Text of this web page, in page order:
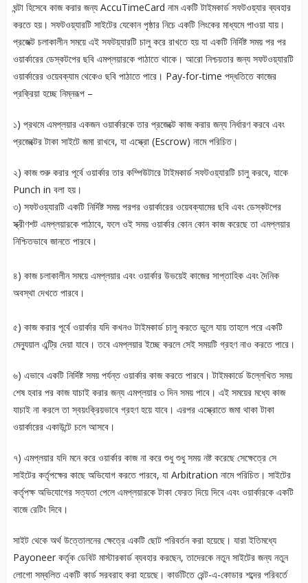
ঘন্টা হিসেবে কাজ করার জন্য AccuTimeCard নাম একটি টাইমকার্ড সফটওয়্যার ব্যবহার
করতে হয়। সফটওয়্যারটি সাইটের যেকোন পৃষ্ঠার নিচে একটি লিংকের মাধ্যমে পাওয়া যায়।
প্রজেক্ট চলাকালীন সময়ে এই সফটয়্যারটি চালু করে রাখতে হয় যা একটি নির্দিষ্ট সময় পর পর
ওয়ার্কারের ডেস্কটপের ছবি এমপ্লয়ারকে পাঠাতে থাকে। আরো নিশ্চয়তার জন্য সফটওয়্যারটি
ওয়ার্কারের ওয়েবক্যাম থেকেও ছবি পাঠাতে পারে। Pay-for-time পদ্ধতিতে কাজের
প্রক্রিয়া হচ্ছে নিম্নরূপ –
১) প্রথমে এমপ্লয়ার একজন ওয়ার্কারকে তার প্রজেক্টে কাজ করার জন্য নির্ধারণ করবে এবং
প্রজেক্টের টাকা সাইটে জমা রাখবে, যা এস্ক্রো (Escrow) নামে পরিচিত।
২) কাজ শুরু করার পূর্বে ওয়ার্কার তার কম্পিউটারে টাইমকার্ড সফটওয়্যারটি চালু করবে, যাকে
Punch in বলা হয়।
৩) সফটওয়্যারটি একটি নির্দিষ্ট সময় পরপর ওয়ার্কারের ওয়েবক্যামের ছবি এবং ডেস্কটপের
স্ক্রীণশট এমপ্লয়ারকে পাঠাবে, ফলে ওই সময় ওয়ার্কার কোন কোন কাজ করেছে তা এমপ্লয়ার
নিশ্চিতভাবে জানতে পারবে।
৪) কাজ চলাকালীন সময়ে এমপ্লয়ার এবং ওয়ার্কার উভয়েই কাজের সাপ্তাহিক এবং দৈনিক
অবস্থা দেখতে পারবে।
৫) কাজ করার পূর্বে ওয়ার্কার যদি কখনও টাইমকার্ড চালু করতে ভুলে যায় তাহলে পরে একটি
মেন্যুয়াল এন্ট্রি দেয়া যাবে। তবে এমপ্লয়ার ইচ্ছে করলে সেই সময়টি গ্রহণ নাও করতে পারে।
৬) এভাবে একটি নির্দিষ্ট সময় পর্যন্ত ওয়ার্কার কাজ করতে পারবে। টাইমকার্ডে উল্লেখিত সময়
শেষ হবার পর কাজ যাচাই করার জন্য এমপ্লয়ার ৩ দিন সময় পাবে। এই সময়ের মধ্যে কাজ
যাচাই না করলে তা স্বয়ংক্রিয়ভাবে গ্রহণ হয়ে যাবে। এরপর এস্ক্রোতে জমা থাকা টাকা
ওয়ার্কারের একাউন্টে চলে আসবে।
৭) এমপ্লয়ার যদি মনে করে ওয়ার্কার কাজ না করে শুধু শুধু সময় নষ্ট করেছে সেক্ষেত্রে সে
সাইটের কর্তৃপক্ষের কাছে অভিযোগ করতে পারবে, যা Arbitration নামে পরিচিত। সাইটের
কর্তৃপক্ষ অভিযোগের সত্যতা পেলে এমপ্লয়ারকে টাকা ফেরত দিয়ে দিবে এবং ওয়ার্কারকে একটি
বাজে রেটিং দিবে।
সাইট থেকে অর্থ উত্তোলনের ক্ষেত্রে একটি ছোট পরিবর্তন করা হয়েছে। যারা ইতিমধ্যে
Payoneer কর্তৃক ডেবিট মাস্টারকার্ড ব্যবহার করছেন, তাদেরকে নতুন সাইটের জন্য নতুন
লোগো সম্বলিত একটি কার্ড সরবরাহ করা হয়েছে। কার্ডটিতে রেন্ট-এ-কোডার শব্দের পরিবর্তে